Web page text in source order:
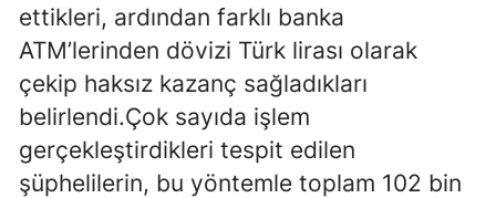
Mersin
İstanbul
Kars
ettikleri, ardından farklı banka
ATM’lerinden dövizi Türk lirası olarak
çekip haksız kazanç sağladıkları
belirlendi.Çok sayıda işlem
gerçekleştirdikleri tespit edilen
şüphelilerin, bu yöntemle toplam 102 bin